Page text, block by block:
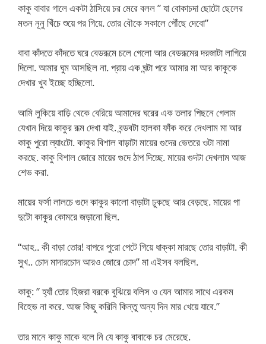
কাকু বাবার গালে একটা ঠাসিয়ে চর মেরে বলল ” যা বোকাচদা ছোটো ছেলের
মতন নূনু খিঁচে শুয়ে পর গিয়ে. তোর বৌকে সকালে পৌঁছে দেবো”
বাবা কাঁদতে কাঁদতে ঘরে বেডরূমে চলে গেলো আর বেডরূমের দরজাটা লাগিয়ে
দিলো. আমার ঘুম আসছিল না. প্রায় এক ঘন্টা পরে আমার মা আর কাকুকে
দেখার খুব ইচ্ছে হচ্ছিলো.
আমি লুকিয়ে বাড়ি থেকে বেরিয়ে আমাদের ঘরের এক তলার পিছনে গেলাম
যেখান দিয়ে কাকুর রূম দেখা যাই. বন্ডবটা হালকা ফাঁক করে দেখলাম মা আর
কাকু পুরো ল্যাংটো. কাকুর বিশাল বাড়াটা মায়ের গুদের ভেতরে ওটা নামা
করছে. কাকু বিশাল জোরে মায়ের গুদে ঠাপ দিচ্ছে. মায়ের গুদটা দেখলাম আজ
শেভ করা.
মায়ের ফর্সা লালচে গুদে কাকুর কালো বাড়াটা ঢুকছে আর বেড়ছে. মায়ের পা
দুটো কাকুর কোমরে জড়ানো ছিল.
“আহ.. কী বাড়া তোর! বাপরে পুরো পেটে গিয়ে ধাক্কা মারছে তোর বাড়াটা. কী
সুখ.. চোদ মাদারচোদ আরও জোরে চোদ” মা এইসব বলছিল.
কাকু: ” হ্যাঁ তোর হিজরা বরকে বুঝিয়ে বলিস ও যেন আমার সাথে এরকম
বিহেভ না করে. আজ কিছু করিনি কিন্তু অন্য দিন মার খেয়ে যাবে.”
তার মানে কাকু মাকে বলে নি যে কাকু বাবাকে চর মেরেছে.